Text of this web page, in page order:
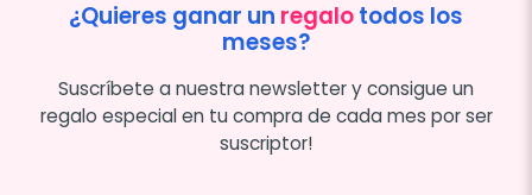
¿Quieres ganar un regalotodos los
meses?
Suscríbete a nuestra newsletter y consigue un
regalo especial en tu compra de cada mes por ser
suscriptor!